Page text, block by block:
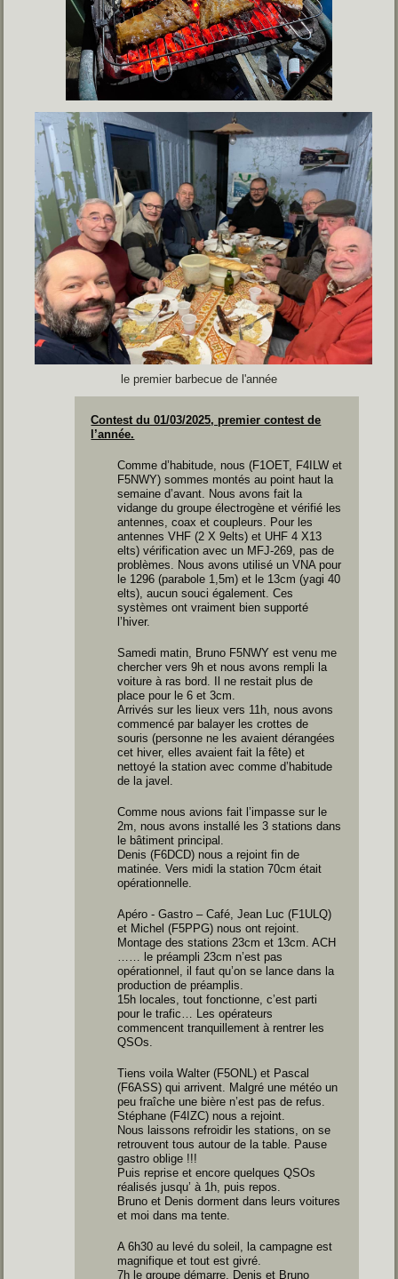
le premier barbecue de l'année
Contest du 01/03/2025, premier contest de
l’année.
Comme d’habitude, nous (F1OET, F4ILW et
F5NWY) sommes montés au point haut la
semaine d’avant. Nous avons fait la
vidange du groupe électrogène et vérifié les
antennes, coax et coupleurs. Pour les
antennes VHF (2 X 9elts) et UHF 4 X13
elts) vérification avec un MFJ-269, pas de
problèmes. Nous avons utilisé un VNA pour
le 1296 (parabole 1,5m) et le 13cm (yagi 40
elts), aucun souci également. Ces
systèmes ont vraiment bien supporté
l’hiver.
Samedi matin, Bruno F5NWY est venu me
chercher vers 9h et nous avons rempli la
voiture à ras bord. Il ne restait plus de
place pour le 6 et 3cm.
Arrivés sur les lieux vers 11h, nous avons
commencé par balayer les crottes de
souris (personne ne les avaient dérangées
cet hiver, elles avaient fait la fête) et
nettoyé la station avec comme d’habitude
de la javel.
Comme nous avions fait l’impasse sur le
2m, nous avons installé les 3 stations dans
le bâtiment principal.
Denis (F6DCD) nous a rejoint fin de
matinée. Vers midi la station 70cm était
opérationnelle.
Apéro - Gastro – Café, Jean Luc (F1ULQ)
et Michel (F5PPG) nous ont rejoint.
Montage des stations 23cm et 13cm. ACH
…… le préampli 23cm n’est pas
opérationnel, il faut qu’on se lance dans la
production de préamplis.
15h locales, tout fonctionne, c’est parti
pour le trafic… Les opérateurs
commencent tranquillement à rentrer les
QSOs.
Tiens voila Walter (F5ONL) et Pascal
(F6ASS) qui arrivent. Malgré une météo un
peu fraîche une bière n’est pas de refus.
Stéphane (F4IZC) nous a rejoint.
Nous laissons refroidir les stations, on se
retrouvent tous autour de la table. Pause
gastro oblige !!!
Puis reprise et encore quelques QSOs
réalisés jusqu’ à 1h, puis repos.
Bruno et Denis dorment dans leurs voitures
et moi dans ma tente.
A 6h30 au levé du soleil, la campagne est
magnifique et tout est givré.
7h le groupe démarre, Denis et Bruno